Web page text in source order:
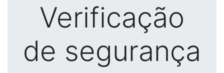
Verificação
de segurança